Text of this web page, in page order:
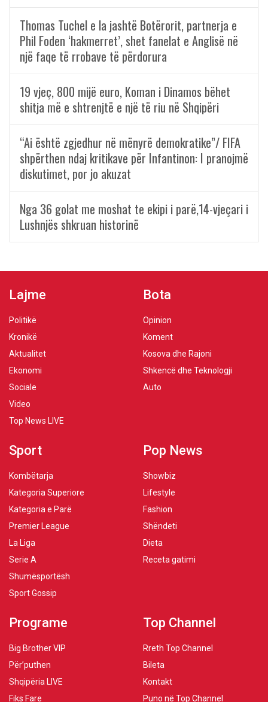
Thomas Tuchel e la jashtë Botërorit, partnerja e
Phil Foden ‘hakmerret’, shet fanelat e Anglisë në
një faqe të rrobave të përdorura
19 vjeç, 800 mijë euro, Koman i Dinamos bëhet
shitja më e shtrenjtë e një të riu në Shqipëri
“Ai është zgjedhur në mënyrë demokratike”/ FIFA
shpërthen ndaj kritikave për Infantinon: I pranojmë
diskutimet, por jo akuzat
Nga 36 golat me moshat te ekipi i parë,14-vjeçari i
Lushnjës shkruan historinë
Lajme
Politikë
Kronikë
Aktualitet
Ekonomi
Sociale
Video
Top News LIVE
Bota
Opinion
Koment
Kosova dhe Rajoni
Shkencë dhe Teknologji
Auto
Sport
Kombëtarja
Kategoria Superiore
Kategoria e Parë
Premier League
La Liga
Serie A
Shumësportësh
Sport Gossip
Pop News
Showbiz
Lifestyle
Fashion
Shëndeti
Dieta
Receta gatimi
Programe
Big Brother VIP
Për’puthen
Shqipëria LIVE
Fiks Fare
Top Channel
Rreth Top Channel
Bileta
Kontakt
Puno në Top Channel